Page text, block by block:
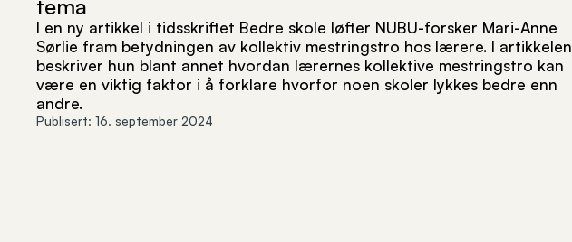
tema
I en ny artikkel i tidsskriftet Bedre skole løfter NUBU-forsker Mari-Anne
Sørlie fram betydningen av kollektiv mestringstro hos lærere. I artikkelen
beskriver hun blant annet hvordan lærernes kollektive mestringstro kan
være en viktig faktor i å forklare hvorfor noen skoler lykkes bedre enn
andre.
Publisert: 16. september 2024